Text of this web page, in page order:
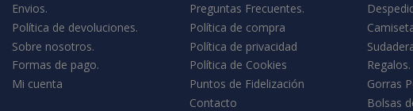
Envios.
Política de devoluciones.
Sobre nosotros.
Formas de pago.
Mi cuenta
Preguntas Frecuentes.
Política de compra
Política de privacidad
Política de Cookies
Puntos de Fidelización
Contacto
Regalos.
Gorras
Bolsas